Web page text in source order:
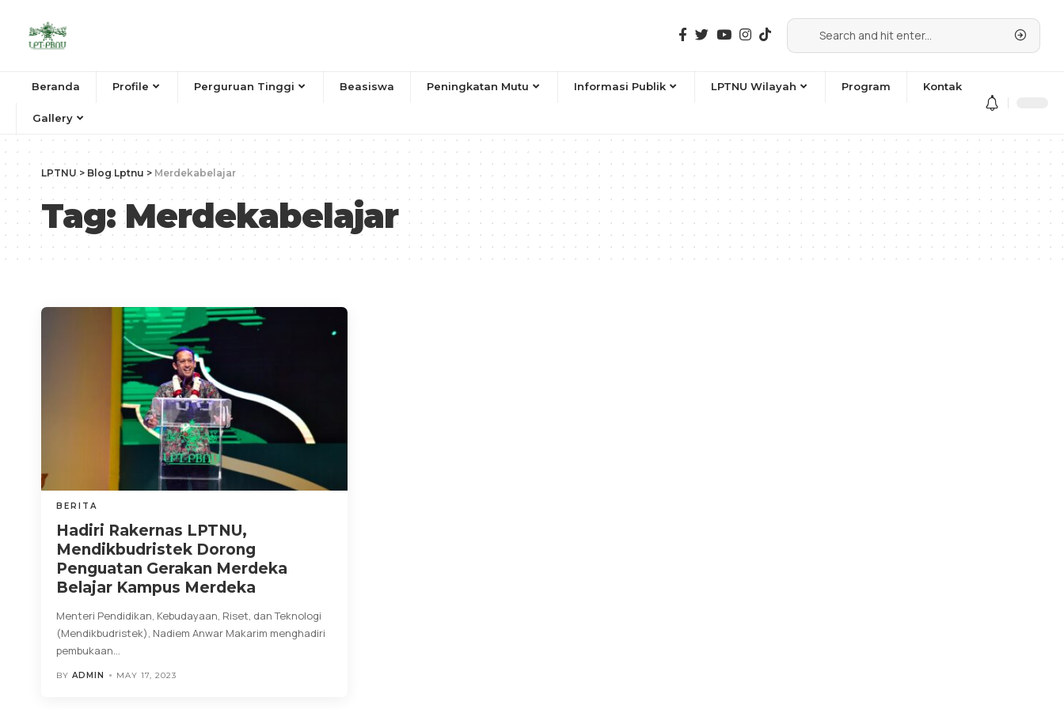
Beranda Profile Perguruan Tinggi Beasiswa Peningkatan Mutu Informasi Publik LPTNU Wilayah Program Kontak
Gallery
LPTNU> Blog Lptnu > Merdekabelajar
Tag:Merdekabelajar
BERITA
Hadiri Rakernas LPTNU,
Mendikbudristek Dorong
Penguatan Gerakan Merdeka
Belajar Kampus Merdeka
Menteri Pendidikan, Kebudayaan, Riset, dan Teknologi
(Mendikbudristek), Nadiem Anwar Makarim menghadiri
pembukaan…
BY ADMIN MAY 17, 2023